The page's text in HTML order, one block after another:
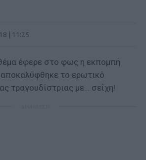
| 11:25
έφερε στο φως η εκπομπή
το ερωτικό
τραγουδίστριας με… σεΐχη!